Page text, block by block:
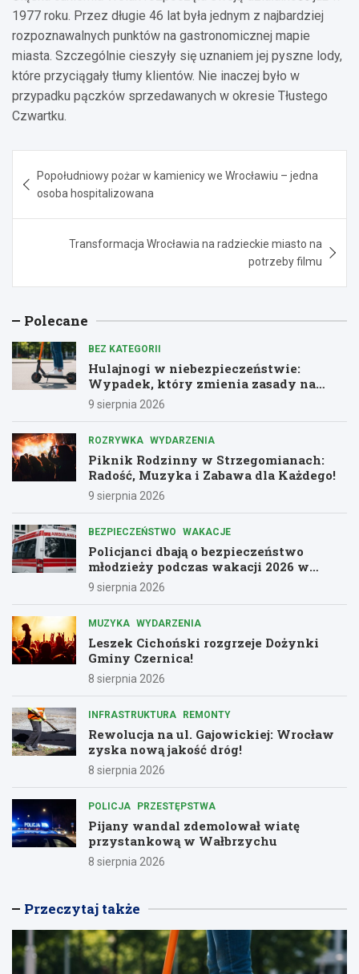
1977 roku. Przez długie 46 lat była jednym z najbardziej
rozpoznawalnych punktów na gastronomicznej mapie
miasta. Szczególnie cieszyły się uznaniem jej pyszne lody,
które przyciągały tłumy klientów. Nie inaczej było w
przypadku pączków sprzedawanych w okresie Tłustego
Czwartku.
wpisu
Popołudniowy pożar w kamienicy we Wrocławiu – jedna
osoba hospitalizowana
Transformacja Wrocławia na radzieckie miasto na
potrzeby filmu
Polecane
BEZ KATEGORII
Hulajnogi w niebezpieczeństwie:
Wypadek, który zmienia zasady na
drogach
9 sierpnia 2026
ROZRYWKA WYDARZENIA
Piknik Rodzinny w Strzegomianach:
Radość, Muzyka i Zabawa dla Każdego!
9 sierpnia 2026
BEZPIECZEŃSTWO WAKACJE
Policjanci dbają o bezpieczeństwo
młodzieży podczas wakacji 2026 w
Dolnośląskiem
9 sierpnia 2026
MUZYKA WYDARZENIA
Leszek Cichoński rozgrzeje Dożynki
Gminy Czernica!
8 sierpnia 2026
INFRASTRUKTURA REMONTY
Rewolucja na ul. Gajowickiej: Wrocław
zyska nową jakość dróg!
8 sierpnia 2026
POLICJA PRZESTĘPSTWA
Pijany wandal zdemolował wiatę
przystankową w Wałbrzychu
8 sierpnia 2026
Przeczytaj także